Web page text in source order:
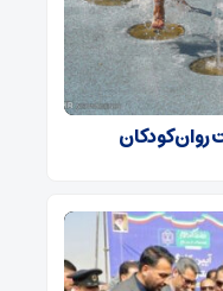
روان کودکان